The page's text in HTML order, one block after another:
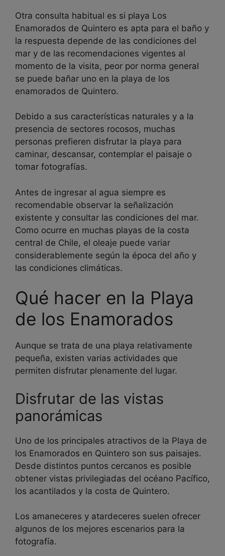
Otra consulta habitual es si playa Los
Enamorados de Quintero es apta para el baño y
la respuesta depende de las condiciones del
mar y de las recomendaciones vigentes al
momento de la visita, peor por norma general
se puede bañar uno en la playa de los
enamorados de Quintero.
Debido a sus características naturales y a la
presencia de sectores rocosos, muchas
personas prefieren disfrutar la playa para
caminar, descansar, contemplar el paisaje o
tomar fotografías.
Antes de ingresar al agua siempre es
recomendable observar la señalización
existente y consultar las condiciones del mar.
Como ocurre en muchas playas de la costa
central de Chile, el oleaje puede variar
considerablemente según la época del año y
las condiciones climáticas.
Qué hacer en la Playa
de los Enamorados
Aunque se trata de una playa relativamente
pequeña, existen varias actividades que
permiten disfrutar plenamente del lugar.
Disfrutar de las vistas
panorámicas
Uno de los principales atractivos de la Playa de
los Enamorados en Quintero son sus paisajes.
Desde distintos puntos cercanos es posible
obtener vistas privilegiadas del océano Pacífico,
los acantilados y la costa de Quintero.
Los amaneceres y atardeceres suelen ofrecer
algunos de los mejores escenarios para la
fotografía.